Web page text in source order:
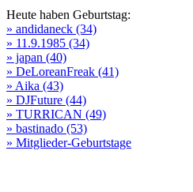
Heute haben Geburtstag:
» andidaneck (34)
» 11.9.1985 (34)
» japan (40)
» DeLoreanFreak (41)
» Aika (43)
» DJFuture (44)
» TURRICAN (49)
» bastinado (53)
» Mitglieder-Geburtstage